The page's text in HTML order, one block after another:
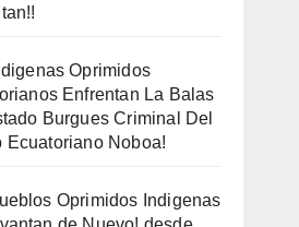
Oprimidos
Enfrentan La Balas
Burgues Criminal Del
Ecuatoriano Noboa!
Oprimidos Indigenas